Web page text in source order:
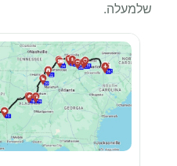
שלמעלה.